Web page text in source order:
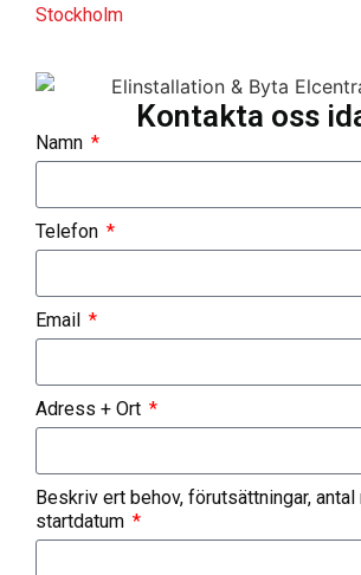
Stockholm
Kontakta oss
Namn
Telefon
Email
Adress + Ort
Beskriv ert behov, förutsättningar,
startdatum